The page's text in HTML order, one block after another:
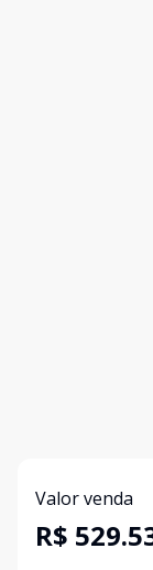
Valor venda
R$